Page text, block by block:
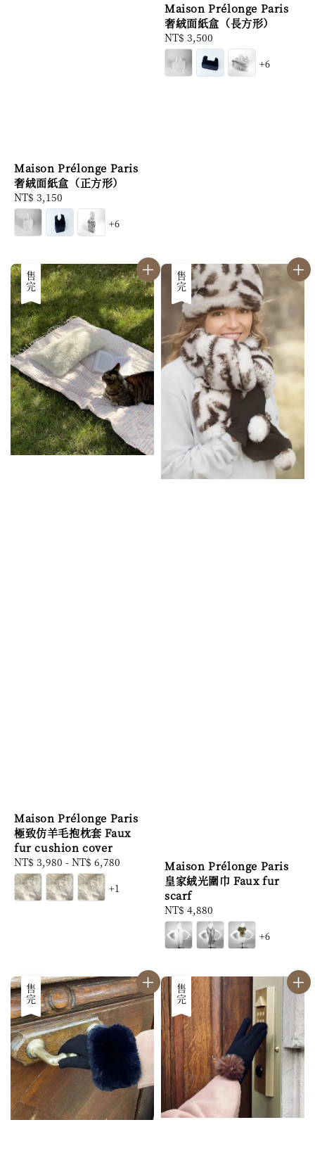
Maison Prélonge Paris
奢絨面紙盒（正方形）
Regular
price
NT$ 3,150
+6
Maison Prélonge Paris
奢絨面紙盒（長方形）
Regular
price
NT$ 3,500
+6
售完
Maison Prélonge Paris
極致仿羊毛抱枕套 Faux
fur cushion cover
Regular
price
NT$ 3,980 - NT$ 6,780
+1
售完
Maison Prélonge Paris
皇家絨光圍巾 Faux fur
scarf
Regular
price
NT$ 4,880
+6
售完 售完